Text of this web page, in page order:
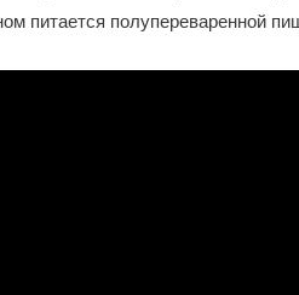
питается полупереваренной